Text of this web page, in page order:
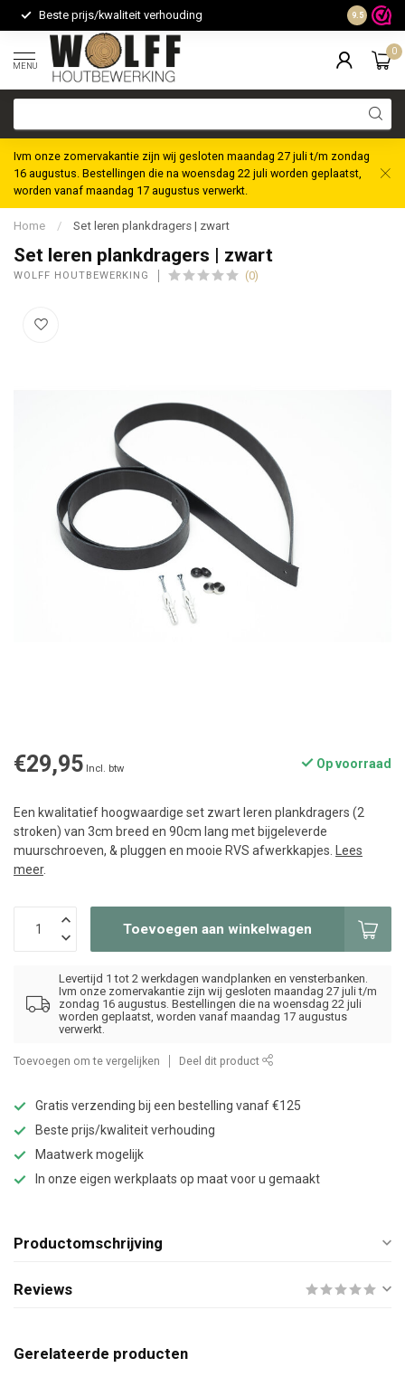
Beste prijs/kwaliteit verhouding Maatwerk
9.5
MENU
0
Ivm onze zomervakantie zijn wij gesloten maandag 27 juli t/m zondag
16 augustus. Bestellingen die na woensdag 22 juli worden geplaatst,
worden vanaf maandag 17 augustus verwerkt.
Home / Set leren plankdragers | zwart
Set leren plankdragers | zwart
WOLFF HOUTBEWERKING (0)
€29,95 Incl. btw Op voorraad
Een kwalitatief hoogwaardige set zwart leren plankdragers (2
stroken) van 3cm breed en 90cm lang met bijgeleverde
muurschroeven, & pluggen en mooie RVS afwerkkapjes. Lees
meer.
Toevoegen aan winkelwagen
Levertijd 1 tot 2 werkdagen wandplanken en vensterbanken.
Ivm onze zomervakantie zijn wij gesloten maandag 27 juli t/m
zondag 16 augustus. Bestellingen die na woensdag 22 juli
worden geplaatst, worden vanaf maandag 17 augustus
verwerkt.
Toevoegen om te vergelijken Deel dit product
Gratis verzending bij een bestelling vanaf €125
Beste prijs/kwaliteit verhouding
Maatwerk mogelijk
In onze eigen werkplaats op maat voor u gemaakt
Productomschrijving
Reviews
Gerelateerde producten